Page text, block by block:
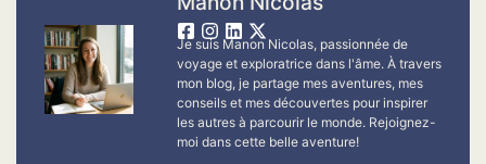
Je suis Manon Nicolas, passionnée de
voyage et exploratrice dans l'âme. À travers
mon blog, je partage mes aventures, mes
conseils et mes découvertes pour inspirer
les autres à parcourir le monde. Rejoignez-
moi dans cette belle aventure!